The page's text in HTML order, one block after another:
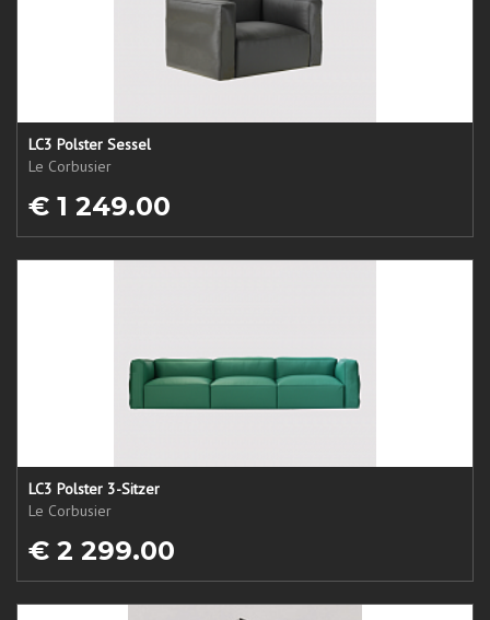
LC3 Polster Sessel
Le Corbusier
€ 1 249.00
LC3 Polster 3-Sitzer
Le Corbusier
€ 2 299.00